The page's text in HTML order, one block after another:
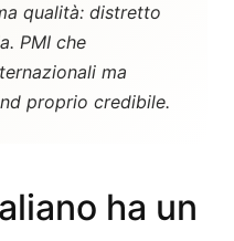
qualità: distretto
PMI che
ma
proprio credibile.
ha un